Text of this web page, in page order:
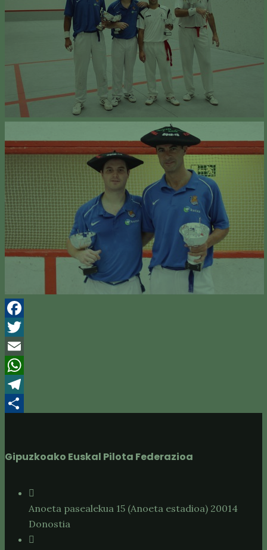
Facebook
Twitter
Email
WhatsApp
Telegram
Gipuzkoako Euskal Pilota Federazioa
Anoeta pasealekua 15 (Anoeta estadioa) 20014
Donostia